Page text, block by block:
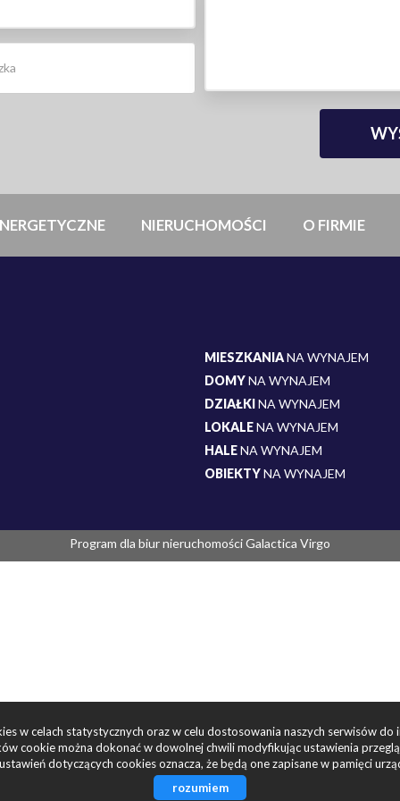
NIERUCHOMOŚCI O FIRMIE
MIESZKANIANA WYNAJEM
DOMYNA WYNAJEM
DZIAŁKINA WYNAJEM
LOKALENA WYNAJEM
HALENA WYNAJEM
OBIEKTYNA WYNAJEM
Program dla biur nieruchomościGalactica Virgo
w celach statystycznych oraz w celu dostosowania naszych serwisów
cookie można dokonać w dowolnej chwili modyfikując ustawienia
dotyczących cookies oznacza, że będą one zapisane w pamięci
rozumiem